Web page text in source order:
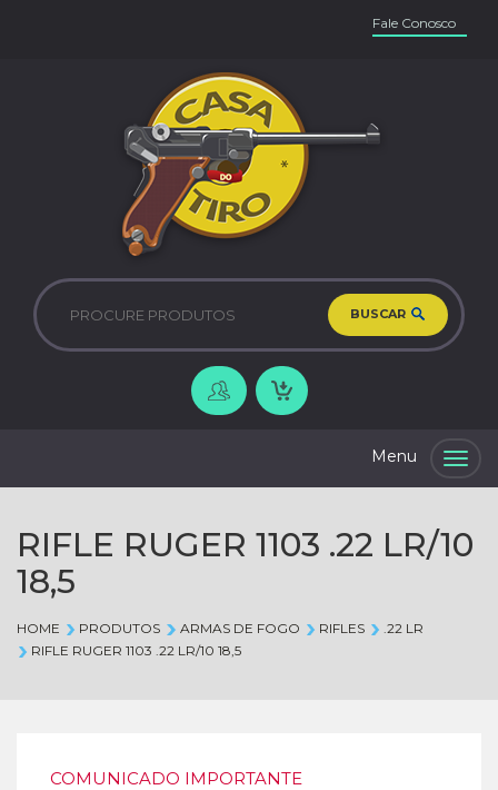
Fale Conosco
BUSCAR
RIFLE RUGER 1103 .22 LR/10
18,5
HOME PRODUTOS ARMAS DE FOGO RIFLES
.22 LR
RIFLE RUGER 1103 .22 LR/10 18,5
COMUNICADO IMPORTANTE